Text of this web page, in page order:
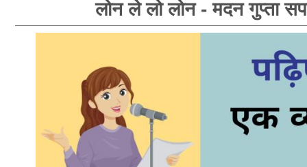
लोन ले लो लोन - मदन गुप्ता